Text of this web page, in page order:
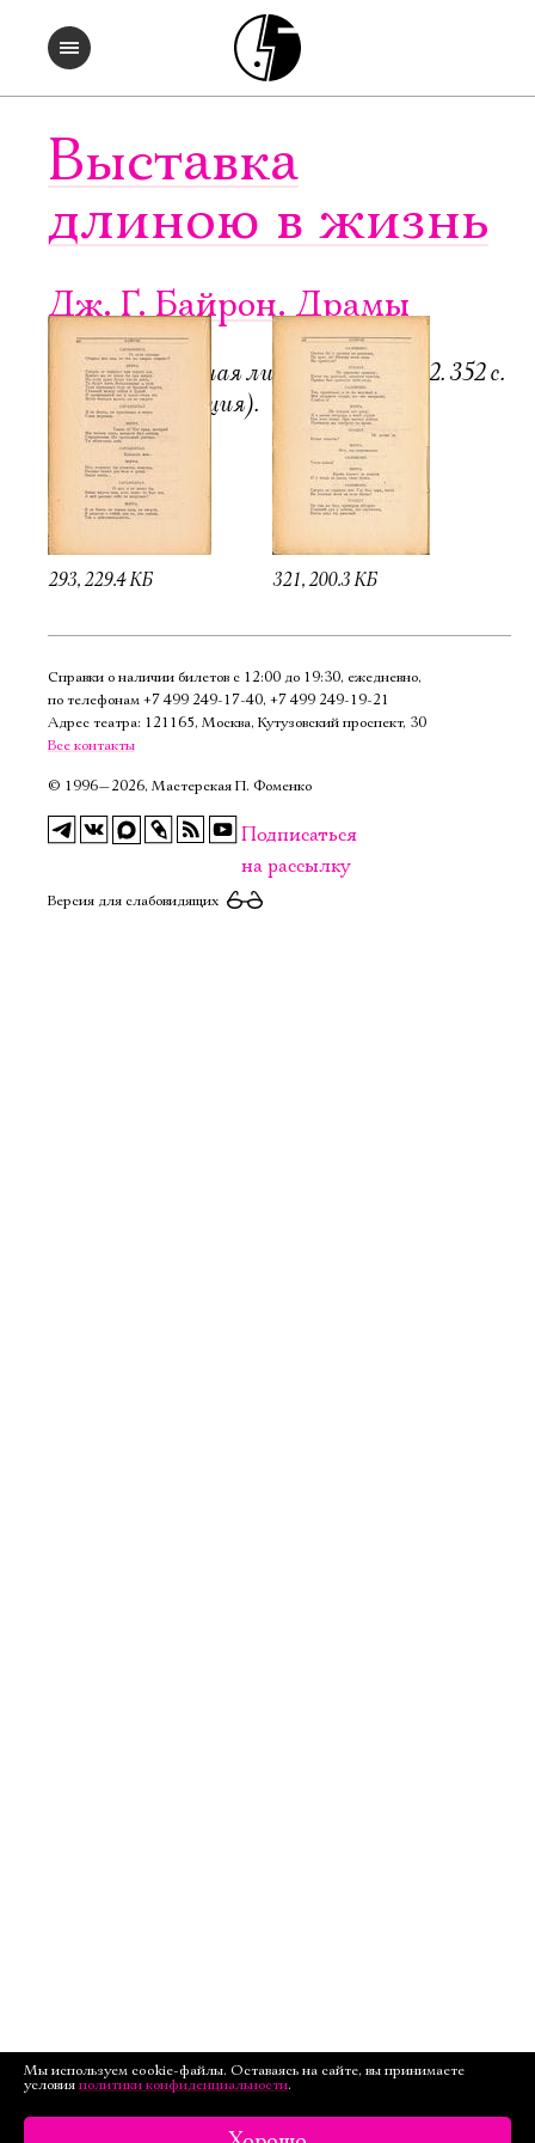
Выставка
длиною в жизнь
Дж. Г. Байрон. Драмы
Пб.-М.: Всемирная литература, 1922. 352 с.
6000 экз. (редакция).
293, 229.4 КБ 321, 200.3 КБ
Справки о наличии билетов с 12:00 до 19:30, ежедневно,
по телефонам +7 499 249‑17‑40, +7 499 249‑19‑21
Адрес театра: 121165, Москва, Кутузовский проспект, 30
Все контакты
© 1996—2026, Мастерская П. Фоменко
Подписаться
на рассылку
Версия для слабовидящих
Мы используем cookie-файлы. Оставаясь на сайте, вы принимаете
условия политики конфиденциальности.